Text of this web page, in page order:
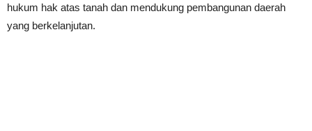
hukum hak atas tanah dan mendukung pembangunan daerah
yang berkelanjutan.